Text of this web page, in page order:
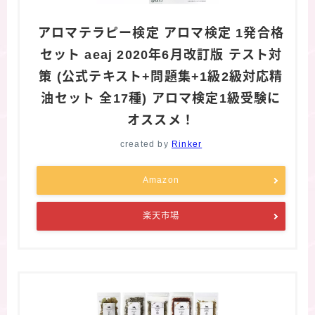
アロマテラピー検定 アロマ検定 1発合格
セット aeaj 2020年6月改訂版 テスト対
策 (公式テキスト+問題集+1級2級対応精
油セット 全17種) アロマ検定1級受験に
オススメ！
created by Rinker
Amazon
楽天市場